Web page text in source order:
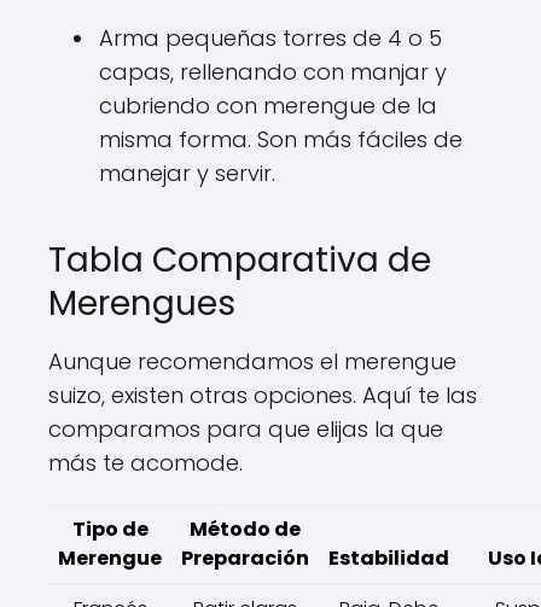
Arma pequeñas torres de 4 o 5
capas, rellenando con manjar y
cubriendo con merengue de la
misma forma. Son más fáciles de
manejar y servir.
Tabla Comparativa de
Merengues
Aunque recomendamos el merengue
suizo, existen otras opciones. Aquí te las
comparamos para que elijas la que
más te acomode.
Tipo de
Merengue
Método de
Preparación
Estabilidad
Uso